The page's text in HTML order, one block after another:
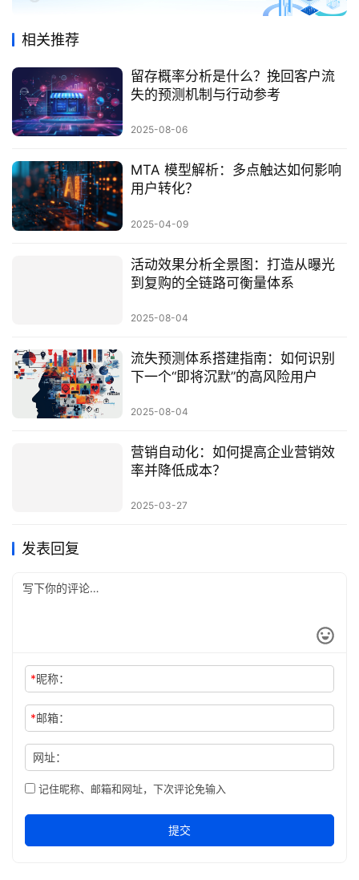
相关推荐
留存概率分析是什么？挽回客户流
失的预测机制与行动参考
2025-08-06
MTA 模型解析：多点触达如何影响
用户转化？
2025-04-09
活动效果分析全景图：打造从曝光
到复购的全链路可衡量体系
2025-08-04
流失预测体系搭建指南：如何识别
下一个“即将沉默”的高风险用户
2025-08-04
营销自动化：如何提高企业营销效
率并降低成本？
2025-03-27
发表回复
*昵称：
*邮箱：
网址：
记住昵称、邮箱和网址，下次评论免输入
提交